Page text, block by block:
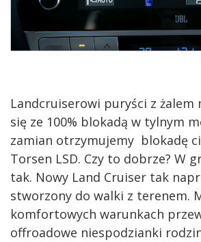
Landcruiserowi puryści z żalem
się ze 100% blokadą w tylnym
zamian otrzymujemy blokadę
Torsen LSD. Czy to dobrze? W
tak. Nowy Land Cruiser tak
stworzony do walki z terenem.
komfortowych warunkach
offroadowe niespodzianki